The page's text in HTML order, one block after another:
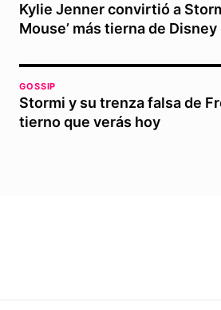
Kylie Jenner convirtió a
Mouse’ más tierna de Disney
GOSSIP
Stormi y su trenza falsa de
tierno que verás hoy